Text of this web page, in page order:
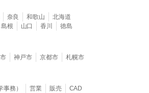
奈良 和歌山
北海道
島根 山口 香川
徳島
神戸市 京都市
札幌市
務） 営業 販売
CAD